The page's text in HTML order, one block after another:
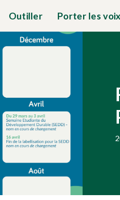
Outiller Porter les voix